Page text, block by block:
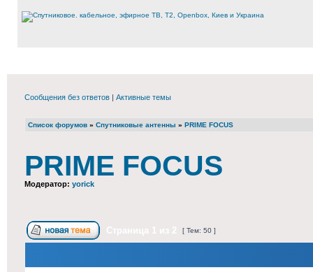
Сообщения без ответов | Активные темы
Список форумов » Спутниковые антенны » PRIME FOCUS
PRIME FOCUS
Модератор: yorick
[ Тем: 50 ]